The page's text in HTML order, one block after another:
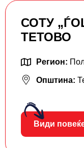
СОТУ
ТЕТОВО
Регион:
Општина:
Види